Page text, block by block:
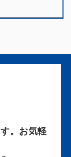
。お気軽